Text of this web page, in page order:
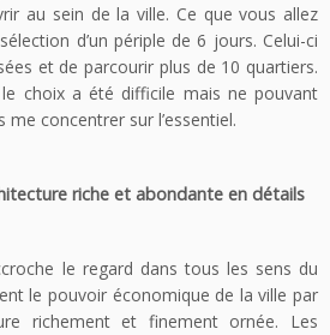
au sein de la ville. Ce que vous allez
d’un périple de 6 jours. Celui-ci
et de parcourir plus de 10 quartiers.
choix a été difficile mais ne pouvant
concentrer sur l’essentiel.
riche et abondante en détails
le regard dans tous les sens du
le pouvoir économique de la ville par
richement et finement ornée. Les